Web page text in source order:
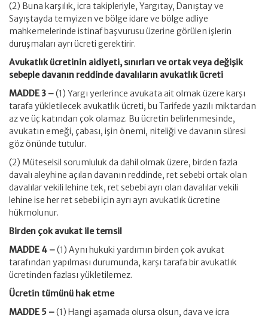
(2) Buna karşılık, icra takipleriyle, Yargıtay, Danıştay ve
Sayıştayda temyizen ve bölge idare ve bölge adliye
mahkemelerinde istinaf başvurusu üzerine görülen işlerin
duruşmaları ayrı ücreti gerektirir.
Avukatlık ücretinin aidiyeti, sınırları ve ortak veya değişik
sebeple davanın reddinde davalıların avukatlık ücreti
MADDE 3 –(1) Yargı yerlerince avukata ait olmak üzere karşı
tarafa yükletilecek avukatlık ücreti, bu Tarifede yazılı miktardan
az ve üç katından çok olamaz. Bu ücretin belirlenmesinde,
avukatın emeği, çabası, işin önemi, niteliği ve davanın süresi
göz önünde tutulur.
(2) Müteselsil sorumluluk da dahil olmak üzere, birden fazla
davalı aleyhine açılan davanın reddinde, ret sebebi ortak olan
davalılar vekili lehine tek, ret sebebi ayrı olan davalılar vekili
lehine ise her ret sebebi için ayrı ayrı avukatlık ücretine
hükmolunur.
Birden çok avukat ile temsil
MADDE 4 –(1) Aynı hukuki yardımın birden çok avukat
tarafından yapılması durumunda, karşı tarafa bir avukatlık
ücretinden fazlası yükletilemez.
Ücretin tümünü hak etme
MADDE 5 –(1) Hangi aşamada olursa olsun, dava ve icra